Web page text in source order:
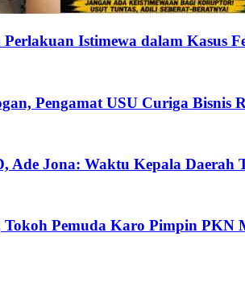
Istimewa dalam Kasus
Pengamat USU Curiga Bisnis
Jona: Waktu Kepala Daerah
Tokoh Pemuda Karo Pimpin PKN